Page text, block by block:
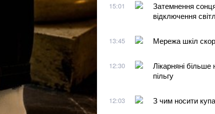
15:01
Затемнення
відключення
13:45 Мережа шкіл
12:30
Лікарняні
пільгу
12:03 З чим носити